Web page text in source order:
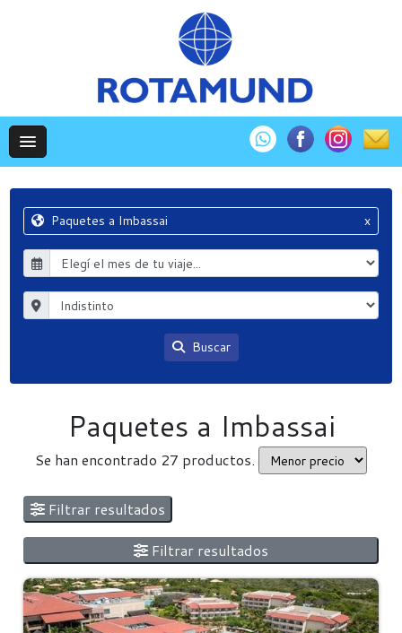
Paquetes a Imbassai x
Buscar
Paquetes a Imbassai
Se han encontrado 27 productos.
Filtrar resultados
Filtrar resultados